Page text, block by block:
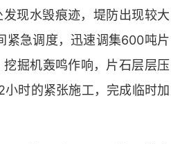
现水毁痕迹，堤防出现较大
紧急调度，迅速调集600吨片
掘机轰鸣作响，片石层层压
时的紧张施工，完成临时加